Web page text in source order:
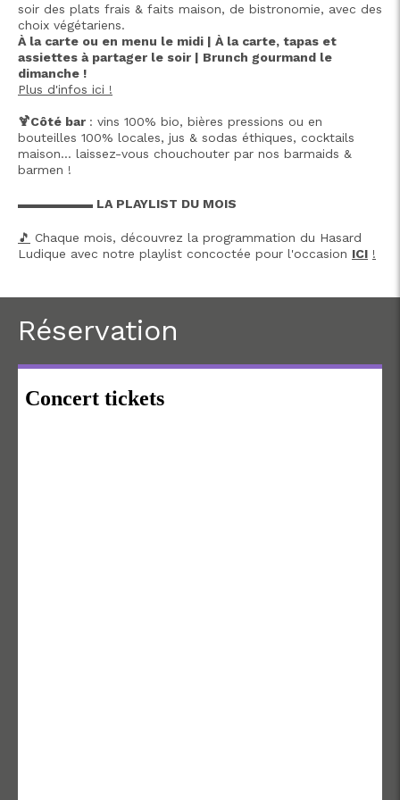
soir des plats frais & faits maison, de bistronomie, avec des
choix végétariens.
À la carte ou en menu le midi | À la carte, tapas et
assiettes à partager le soir | Brunch gourmand le
dimanche !
Plus d'infos ici !
🍹Côté bar : vins 100% bio, bières pressions ou en
bouteilles 100% locales, jus & sodas éthiques, cocktails
maison… laissez-vous chouchouter par nos barmaids &
barmen !
▬▬▬▬▬▬ LA PLAYLIST DU MOIS
🎵 Chaque mois, découvrez la programmation du Hasard
Ludique avec notre playlist concoctée pour l'occasion ICI !
Réservation